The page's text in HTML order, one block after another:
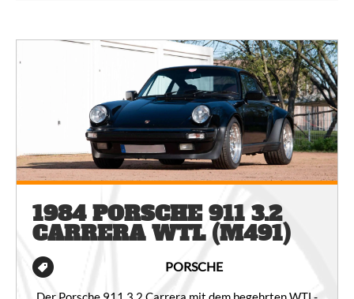
1984 PORSCHE 911 3.2
CARRERA WTL (M491)
PORSCHE